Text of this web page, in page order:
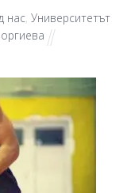
нас,Университетът